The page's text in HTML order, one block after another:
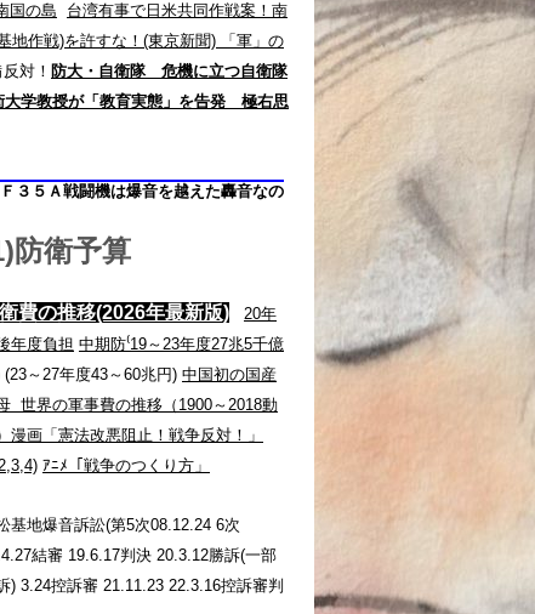
国の島
台湾有事で日米共同作戦案！南
地作戦)を許すな！(東京新聞) 「軍」の
対！ 防大・自衛隊 危機に立つ自衛隊
大学教授が「教育実態」を告発 極右思
Ｆ３５Ａ戦闘機は爆音を越えた轟音なの
防衛予算
費の推移(2026年最新版)
20年
年度負担 中期防⁽19～23年度27兆5千億
(23～27年度43～60兆円) 中国初の国産
世界の軍事費の推移（1900～2018動
漫画「憲法改悪阻止！戦争反対！」
ｱﾆﾒ「戦争のつくり方」
基地爆音訴訟(第5次08.12.24 6次
結審 19.6.17判決 20.3.12勝訴(一部
) 3.24控訴審 21.11.23 22.3.16控訴審判